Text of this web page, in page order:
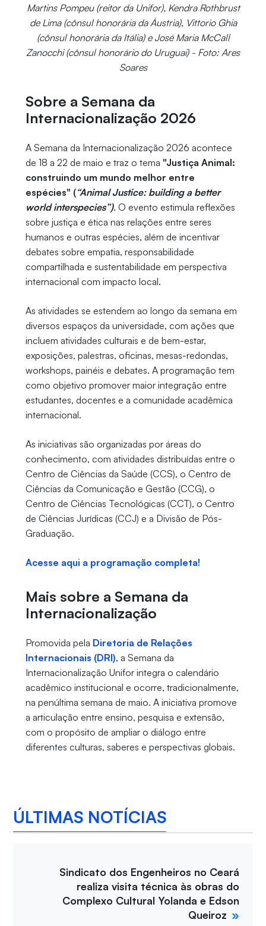
Martins Pompeu (reitor da Unifor), Kendra Rothbrust
de Lima (cônsul honorária da Áustria), Vittorio Ghia
(cônsul honorária da Itália) e José Maria McCall
Zanocchi (cônsul honorário do Uruguai) - Foto: Ares
Soares
Sobre a Semana da
Internacionalização 2026
A Semana da Internacionalização 2026 acontece
de 18 a 22 de maio e traz o tema "Justiça Animal:
construindo um mundo melhor entre
espécies" (“Animal Justice: building a better
world interspecies”). O evento estimula reflexões
sobre justiça e ética nas relações entre seres
humanos e outras espécies, além de incentivar
debates sobre empatia, responsabilidade
compartilhada e sustentabilidade em perspectiva
internacional com impacto local.
As atividades se estendem ao longo da semana em
diversos espaços da universidade, com ações que
incluem atividades culturais e de bem-estar,
exposições, palestras, oficinas, mesas-redondas,
workshops, painéis e debates. A programação tem
como objetivo promover maior integração entre
estudantes, docentes e a comunidade acadêmica
internacional.
As iniciativas são organizadas por áreas do
conhecimento, com atividades distribuídas entre o
Centro de Ciências da Saúde (CCS), o Centro de
Ciências da Comunicação e Gestão (CCG), o
Centro de Ciências Tecnológicas (CCT), o Centro
de Ciências Jurídicas (CCJ) e a Divisão de Pós-
Graduação.
Acesse aqui a programação completa!
Mais sobre a Semana da
Internacionalização
Promovida pela Diretoria de Relações
Internacionais (DRI), a Semana da
Internacionalização Unifor integra o calendário
acadêmico institucional e ocorre, tradicionalmente,
na penúltima semana de maio. A iniciativa promove
a articulação entre ensino, pesquisa e extensão,
com o propósito de ampliar o diálogo entre
diferentes culturas, saberes e perspectivas globais.
ÚLTIMAS NOTÍCIAS
Sindicato dos Engenheiros no Ceará
realiza visita técnica às obras do
Complexo Cultural Yolanda e Edson
Queiroz